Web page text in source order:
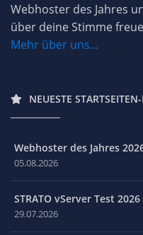
Webhoster des Jahres
über deine Stimme
Mehr über uns...
NEUESTE
Webhoster des Jahres
05.08.2026
STRATO vServer Test 2026
29.07.2026